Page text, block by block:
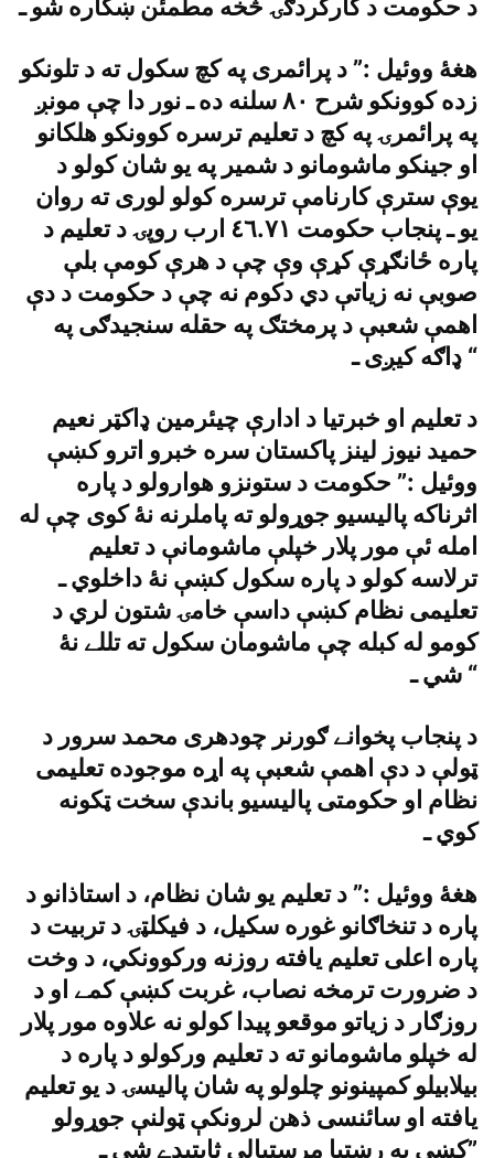
د حکومت د کارکردګۍ څخه مطمئن ښکاره شو ـ
هغۀ ووئيل :” د پرائمرى په کچ سکول ته د تلونکو
زده کوونکو شرح ٨٠ سلنه ده ـ نور دا چې مونږ
په پرائمرۍ په کچ د تعليم ترسره کوونکو هلکانو
او جينکو ماشومانو د شمير په يو شان کولو د
يوې سترې کارنامې ترسره کولو لورى ته روان
يو ـ پنجاب حکومت ٤٦.٧١ ارب روپۍ د تعليم د
پاره ځانګړې کړې وې چې د هرې کومې بلې
صوبې نه زياتې دي دکوم نه چې د حکومت د دې
اهمې شعبې د پرمختګ په حقله سنجيدګى په
ډاګه کيږى ـ “
د تعليم او خبرتيا د ادارې چيئرمين ډاکټر نعيم
حميد نيوز لينز پاکستان سره خبرو اترو کښې
ووئيل :” حکومت د ستونزو هوارولو د پاره
اثرناکه پاليسيو جوړولو ته پاملرنه نۀ کوى چې له
امله ئې مور پلار خپلې ماشومانې د تعليم
ترلاسه کولو د پاره سکول کښې نۀ داخلوي ـ
تعليمى نظام کښې داسې خامۍ شتون لري د
کومو له کبله چې ماشومان سکول ته تللے نۀ
شي ـ “
د پنجاب پخوانے ګورنر چودهرى محمد سرور د
ټولې د دې اهمې شعبې په اړه موجوده تعليمى
نظام او حکومتى پاليسيو باندې سخت ټکونه
کوي ـ
هغۀ ووئيل :” د تعليم يو شان نظام، د استاذانو د
پاره د تنخاګانو غوره سکيل، د فيکلټۍ د تربيت د
پاره اعلى تعليم يافته روزنه ورکوونکي، د وخت
د ضرورت ترمخه نصاب، غربت کښې کمے او د
روزګار د زياتو موقعو پيدا کولو نه علاوه مور پلار
له خپلو ماشومانو ته د تعليم ورکولو د پاره د
بيلابيلو کمپينونو چلولو په شان پاليسۍ د يو تعليم
يافته او سائنسى ذهن لرونکې ټولنې جوړولو
کښې په رښتيا مرستيالې ثابتيدے شي ـ”